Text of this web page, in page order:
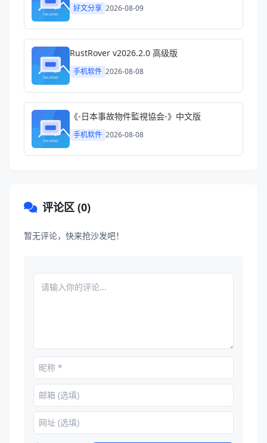
好文分享 2026-08-09
RustRover v2026.2.0 高级版
手机软件 2026-08-08
《-日本事故物件監視協会-》中文版
手机软件 2026-08-08
评论区 (0)
暂无评论，快来抢沙发吧！